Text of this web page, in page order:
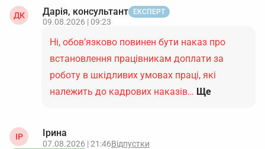
ДК Дарія, консультант ЕКСПЕРТ
09.08.2026 | 09:23
Ні, обов’язково повинен бути наказ про
встановлення працівникам доплати за
роботу в шкідливих умовах праці, які
належить до кадрових наказів… Ще
ІР Ірина
07.08.2026 | 21:46Відпустки